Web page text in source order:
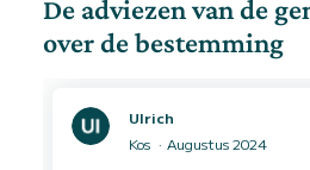
De adviezen van de
over de bestemming
Ulrich
Kos
Augustus 2024